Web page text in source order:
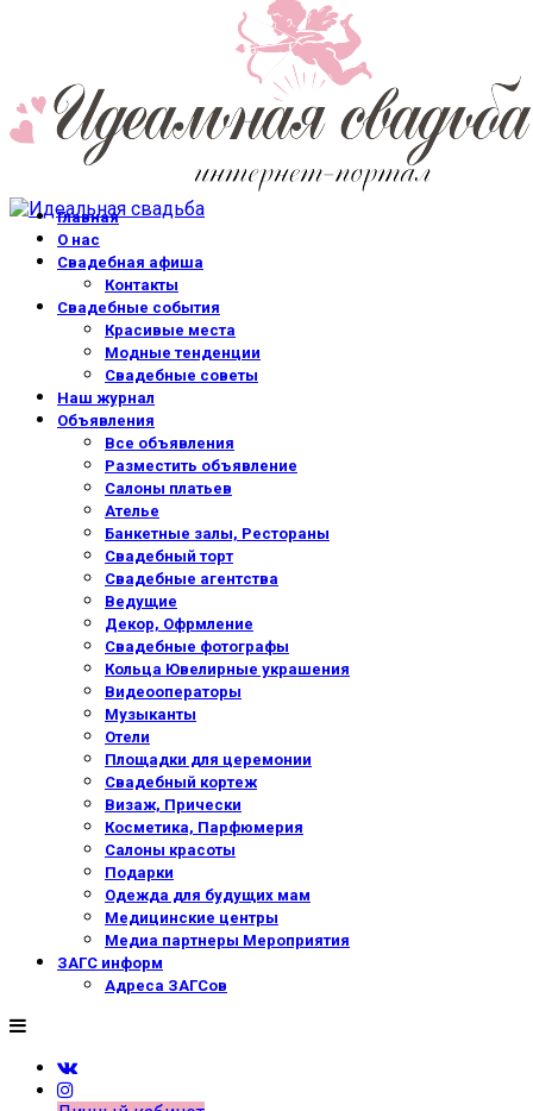
Главная
О нас
Свадебная афиша
Контакты
Свадебные события
Красивые места
Модные тенденции
Свадебные советы
Наш журнал
Объявления
Все объявления
Разместить объявление
Салоны платьев
Ателье
Банкетные залы, Рестораны
Свадебный торт
Свадебные агентства
Ведущие
Декор, Офрмление
Свадебные фотографы
Кольца Ювелирные украшения
Видеооператоры
Музыканты
Отели
Площадки для церемонии
Свадебный кортеж
Визаж, Прически
Косметика, Парфюмерия
Салоны красоты
Подарки
Одежда для будущих мам
Медицинские центры
Медиа партнеры Мероприятия
ЗАГС информ
Адреса ЗАГСов